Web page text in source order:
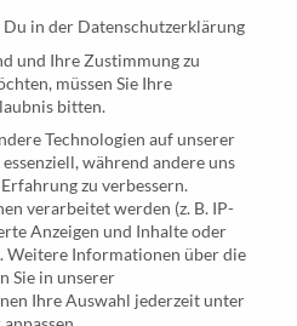
in der Datenschutzerklärung
und Ihre Zustimmung zu
müssen Sie Ihre
bitten.
Technologien auf unserer
während andere uns
zu verbessern.
verarbeitet werden (z. B. IP-
Anzeigen und Inhalte oder
Weitere Informationen über die
Sie in unserer
Ihre Auswahl jederzeit unter